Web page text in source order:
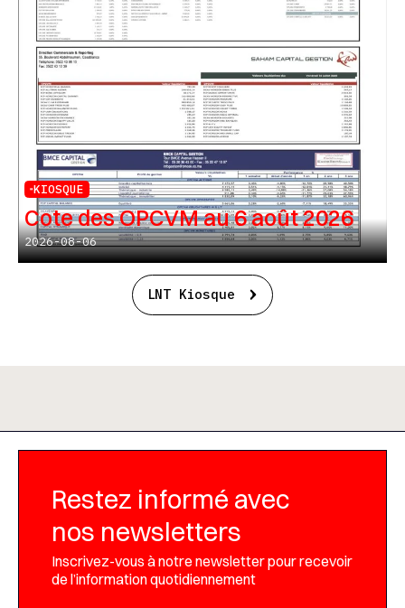
KIOSQUE
Cote des OPCVM au 6 août 2026
2026-08-06
LNT Kiosque
Restez informé avec
nos newsletters
Inscrivez-vous à notre newsletter pour recevoir
de l’information quotidiennement